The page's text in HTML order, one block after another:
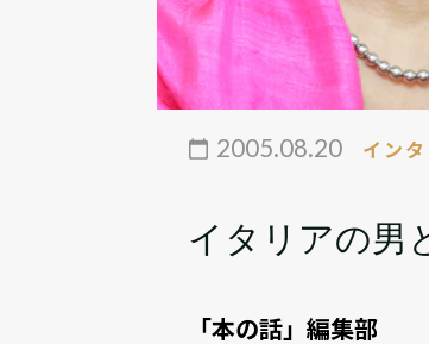
2005.08.20 イン
イタリアの男
「本の話」編集部